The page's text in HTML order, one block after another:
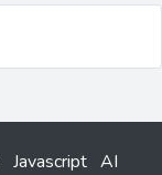
Javascript AI